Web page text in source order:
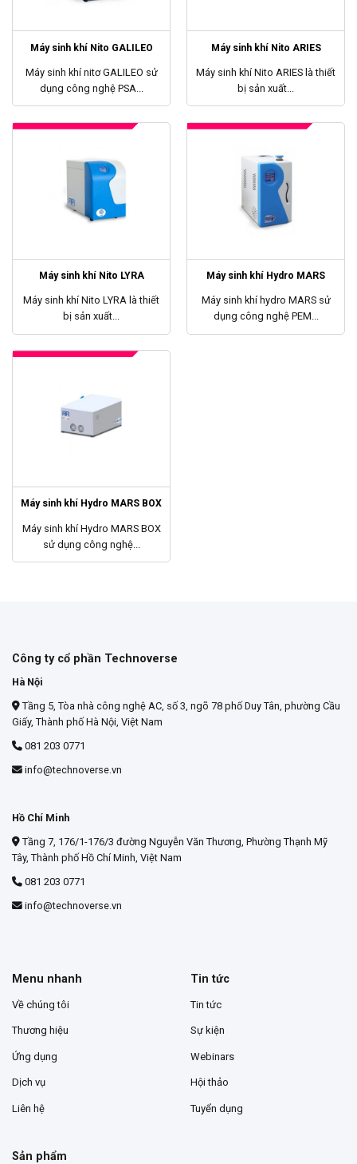
Máy sinh khí Nito GALILEO
Máy sinh khí nitơ GALILEO sử
dụng công nghệ PSA...
Máy sinh khí Nito ARIES
Máy sinh khí Nito ARIES là thiết
bị sản xuất...
Máy sinh khí Nito LYRA
Máy sinh khí Nito LYRA là thiết
bị sản xuất...
Máy sinh khí Hydro MARS
Máy sinh khí hydro MARS sử
dụng công nghệ PEM...
Máy sinh khí Hydro MARS BOX
Máy sinh khí Hydro MARS BOX
sử dụng công nghệ...
Công ty cổ phần Technoverse
Hà Nội
Tầng 5, Tòa nhà công nghệ AC, số 3, ngõ 78 phố Duy Tân, phường Cầu
Giấy, Thành phố Hà Nội, Việt Nam
081 203 0771
info@technoverse.vn
Hồ Chí Minh
Tầng 7, 176/1-176/3 đường Nguyễn Văn Thương, Phường Thạnh Mỹ
Tây, Thành phố Hồ Chí Minh, Việt Nam
081 203 0771
info@technoverse.vn
Menu nhanh
Về chúng tôi
Thương hiệu
Ứng dụng
Dịch vụ
Liên hệ
Tin tức
Tin tức
Sự kiện
Webinars
Hội thảo
Tuyển dụng
Sản phẩm